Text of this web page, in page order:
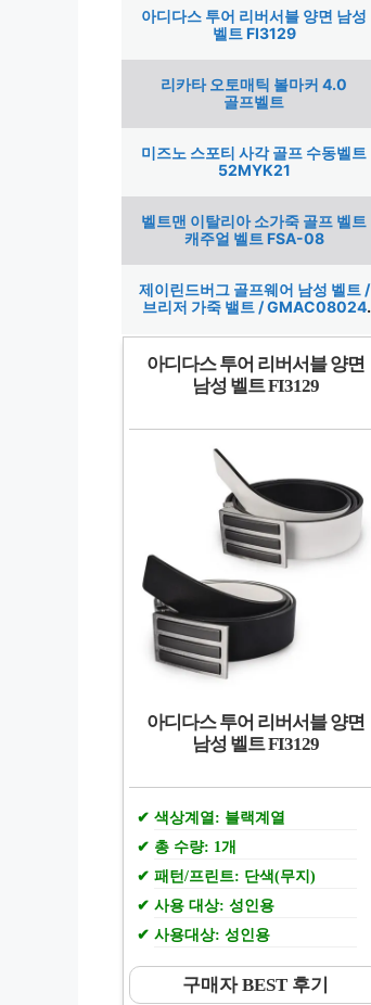
아디다스 투어 리버서블 양면 남성
벨트 FI3129
리카타 오토매틱 볼마커 4.0
골프벨트
미즈노 스포티 사각 골프 수동벨트
52MYK21
벨트맨 이탈리아 소가죽 골프 벨트
캐주얼 벨트 FSA-08
제이린드버그 골프웨어 남성 벨트 /
브리저 가죽 밸트 / GMAC08024
아디다스 투어 리버서블 양면
남성 벨트 FI3129
아디다스 투어 리버서블 양면
남성 벨트 FI3129
색상계열: 블랙계열
총 수량: 1개
패턴/프린트: 단색(무지)
사용 대상: 성인용
사용대상: 성인용
구매자 BEST 후기